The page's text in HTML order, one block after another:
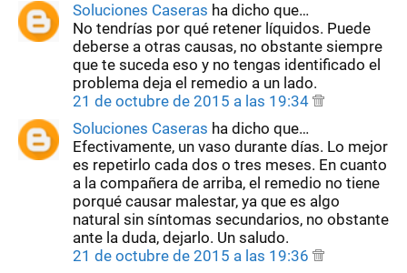
Soluciones Caseras ha dicho que…
No tendrías por qué retener líquidos. Puede
deberse a otras causas, no obstante siempre
que te suceda eso y no tengas identificado el
problema deja el remedio a un lado.
21 de octubre de 2015 a las 19:34
Soluciones Caseras ha dicho que…
Efectivamente, un vaso durante días. Lo mejor
es repetirlo cada dos o tres meses. En cuanto
a la compañera de arriba, el remedio no tiene
porqué causar malestar, ya que es algo
natural sin síntomas secundarios, no obstante
ante la duda, dejarlo. Un saludo.
21 de octubre de 2015 a las 19:36